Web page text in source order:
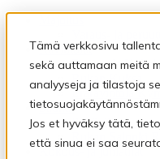
Tämä verkkosivu
sekä auttamaan meitä
analyyseja ja tilastoja
Jos et hyväksy tätä,
että sinua ei saa
Ravintolat
Ravintola Kultala
Rukan Kuksa
Eräravintola
Saunat
Pyhäpiilon
Rukan Salonki
Kokous- ja juhlatilat